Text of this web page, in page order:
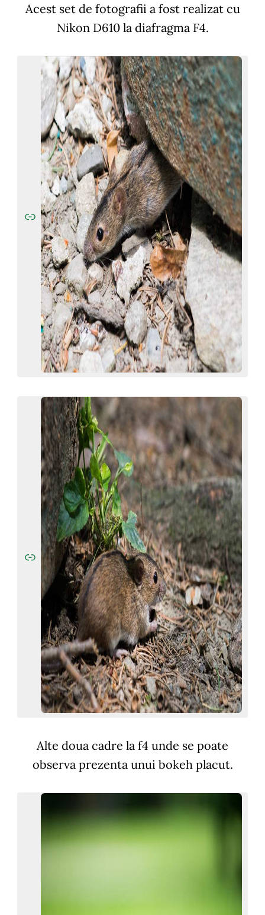
Acest set de fotografii a fost realizat cu
Nikon D610 la diafragma F4.
Alte doua cadre la f4 unde se poate
observa prezenta unui bokeh placut.